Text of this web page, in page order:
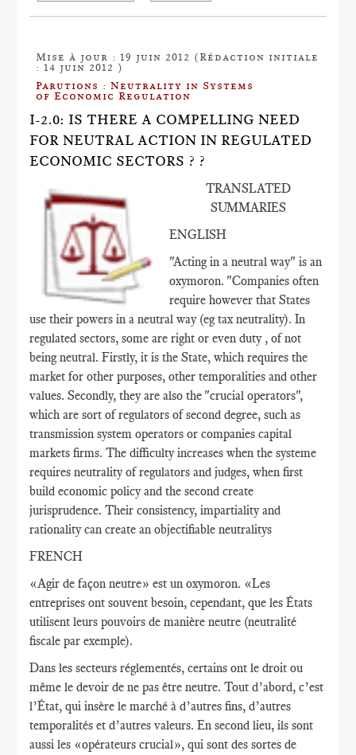
Mise à jour : 19 juin 2012 (Rédaction initiale
: 14 juin 2012 )
Parutions : Neutrality in Systems
of Economic Regulation
I-2.0: IS THERE A COMPELLING NEED
FOR NEUTRAL ACTION IN REGULATED
ECONOMIC SECTORS ? ?
TRANSLATED
SUMMARIES
ENGLISH
"Acting in a neutral way" is an
oxymoron. "Companies often
require however that States
use their powers in a neutral way (eg tax neutrality). In
regulated sectors, some are right or even duty , of not
being neutral. Firstly, it is the State, which requires the
market for other purposes, other temporalities and other
values​​. Secondly, they are also the "crucial operators",
which are sort of regulators of second degree, such as
transmission system operators or companies capital
markets firms. The difficulty increases when the systeme
requires neutrality of regulators and judges, when first
build economic policy and the second create
jurisprudence. Their consistency, impartiality and
rationality can create an objectifiable neutralitys
FRENCH
«Agir de façon neutre» est un oxymoron. «Les
entreprises ont souvent besoin, cependant, que les États
utilisent leurs pouvoirs de manière neutre (neutralité
fiscale par exemple).
Dans les secteurs réglementés, certains ont le droit ou
même le devoir de ne pas être neutre. Tout d’abord, c’est
l’État, qui insère le marché à d’autres fins, d’autres
temporalités et d’autres valeurs. En second lieu, ils sont
aussi les «opérateurs crucial», qui sont des sortes de